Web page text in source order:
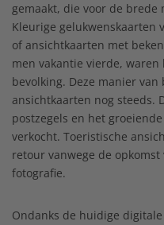
gemaakt, die voor de brede
Kleurige gelukwenskaarten
of ansichtkaarten met
men vakantie vierde,
bevolking. Deze manier
ansichtkaarten nog steeds.
postzegels en het
verkocht. Toeristische
retour vanwege de
fotografie.
Ondanks de huidige